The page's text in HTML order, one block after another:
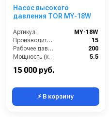
Насос высокого
давления TOR MY-18W
Артикул:
MY-18W
Производительность (л/мин):
15
Рабочее давление (бар):
200
Мощность (кВт):
5.5
15 000 руб.
⚡ В корзину